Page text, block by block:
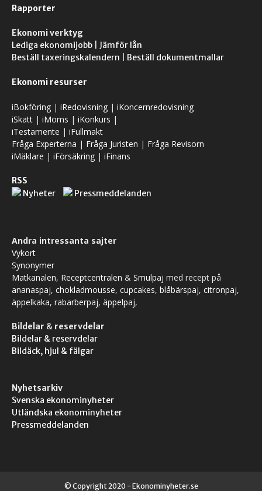
Rapporter
Ekonomi verktyg
Lediga ekonomijobb
Jämför lån
Beställ taxeringskalendern
Beställ dokumentmallar
Ekonomi resurser
iBokföring | iRedovisning | iKoncernredovisning
iSkatt | iMoms | iKonkurs |
iTestamente | iFullmakt
Fråga Experterna | Fråga Juristen | Fråga Revisorn
iMäklare | iFörsäkring | iFinans
RSS
Nyheter
Pressmeddelanden
Andra intressanta sajter
Vykort
Synonymer
Matkanalen, Receptcentralen & Smulpaj med recept på
ananaspaj, chokladmousse, cupcakes, blåbärspaj, citronpaj,
äppelkaka, rabarberpaj, äppelpaj,
Bildelar & reservdelar
Bildelar & reservdelar
Bildäck, hjul & fälgar
Nyhetsarkiv
Svenska ekonominyheter
Utländska ekonominyheter
Pressmeddelanden
© Copyright 2020 - Ekonominyheter.se